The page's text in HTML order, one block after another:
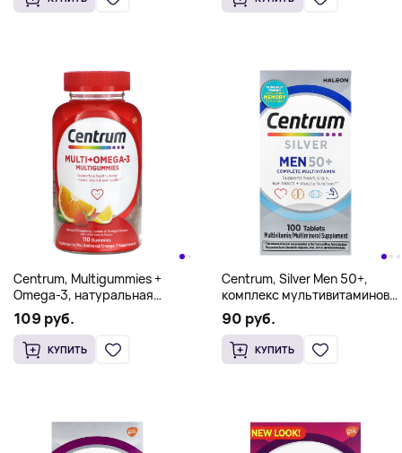
Centrum, Multigummies +
Omega-3, натуральная
клубника, лимон и апельсин,
110 жевательных таблеток
109 руб.
КУПИТЬ
Centrum, Silver Men 50+,
комплекс мультивитаминов
для мужчин старше 50 лет,
100 таблеток
90 руб.
КУПИТЬ